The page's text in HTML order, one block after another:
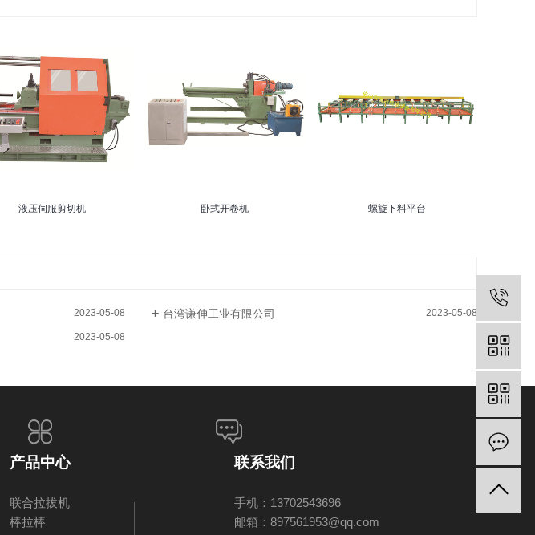
液压伺服剪切机 卧式开卷机 螺旋下料平台
2023-05-08 台湾谦伸工业有限公司 2023-05-08
2023-05-08
产品中心
联合拉拔机
棒拉棒
联系我们
手机：13702543696
邮箱：897561953@qq.com